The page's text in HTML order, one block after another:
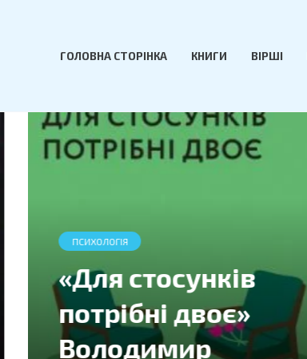
ГОЛОВНА СТОРІНКА КНИГИ ВІРШІ
«Тією горою є ви.
Як перетворити
самосаботаж на
самовдосконален